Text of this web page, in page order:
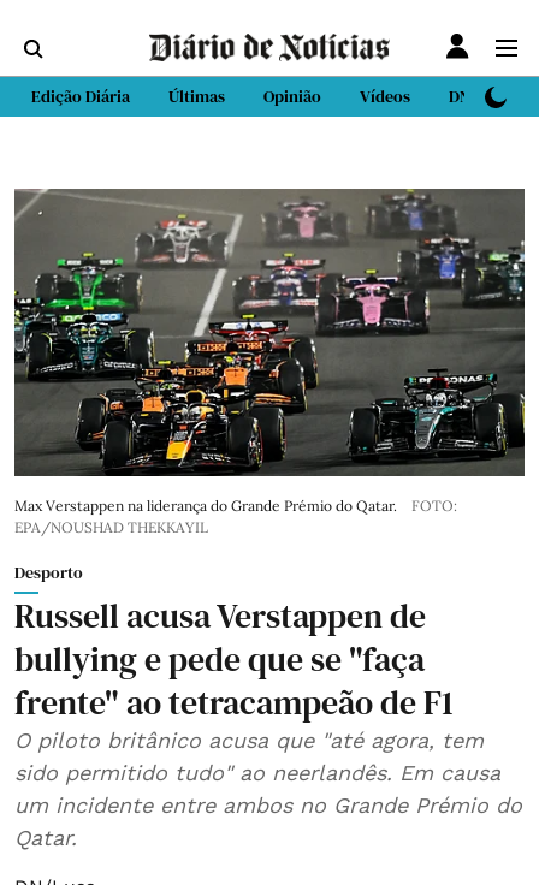
Edição Diária Últimas Opinião Vídeos DN Sport
Max Verstappen na liderança do Grande Prémio do Qatar.
FOTO:
EPA/NOUSHAD THEKKAYIL
Desporto
Russell acusa Verstappen de
bullying e pede que se "faça
frente" ao tetracampeão de F1
O piloto britânico acusa que "até agora, tem
sido permitido tudo" ao neerlandês. Em causa
um incidente entre ambos no Grande Prémio do
Qatar.